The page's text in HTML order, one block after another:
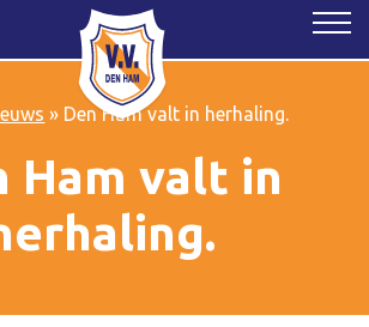
» Den Ham valt in herhaling.
Ham valt in